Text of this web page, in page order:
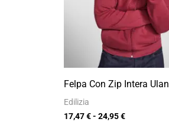
Felpa Con Zip Intera Ulan
Edilizia
17,47€ - 24,95€